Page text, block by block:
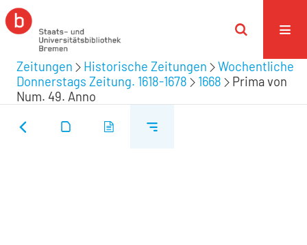
Zeitungen Historische Zeitungen
Wochentliche
Donnerstags Zeitung. 1618-1678
1668
Prima von
Num. 49. Anno